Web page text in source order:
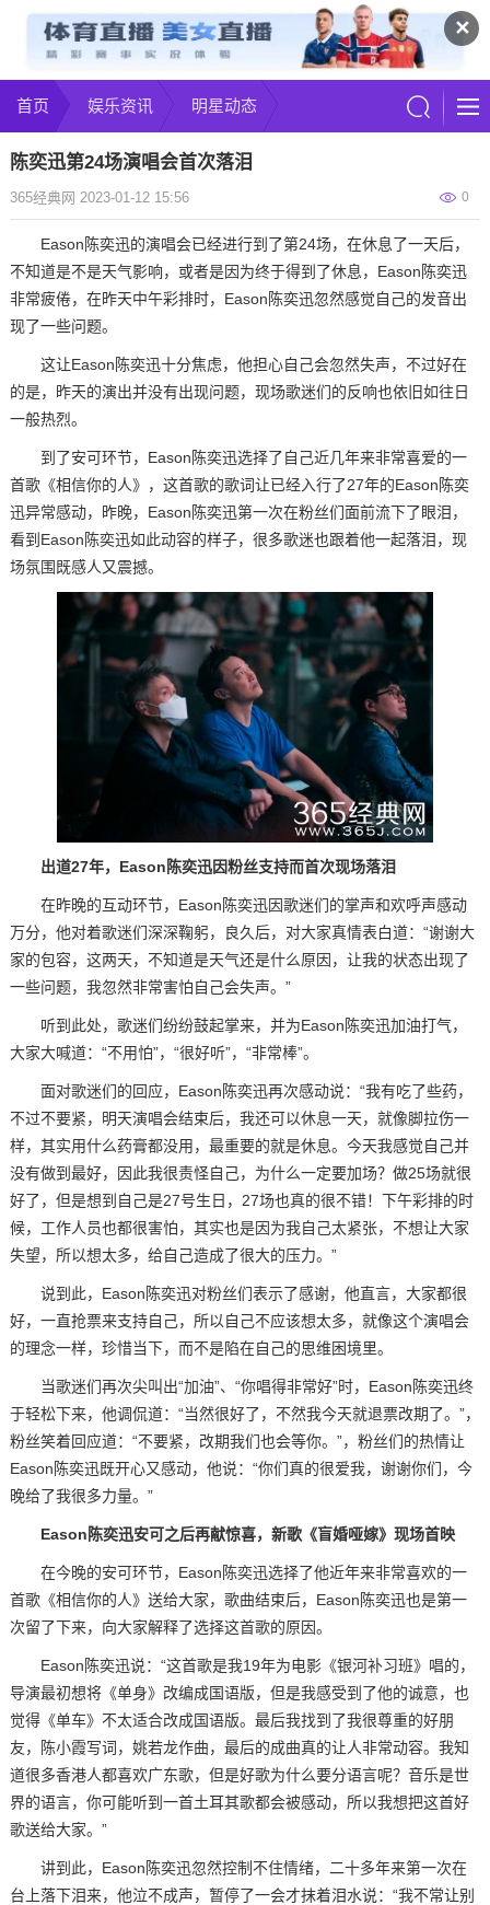
✕
首页 娱乐资讯 明星动态
陈奕迅第24场演唱会首次落泪
0
365经典网 2023-01-12 15:56
Eason陈奕迅的演唱会已经进行到了第24场，在休息了一天后，
不知道是不是天气影响，或者是因为终于得到了休息，Eason陈奕迅
非常疲倦，在昨天中午彩排时，Eason陈奕迅忽然感觉自己的发音出
现了一些问题。
这让Eason陈奕迅十分焦虑，他担心自己会忽然失声，不过好在
的是，昨天的演出并没有出现问题，现场歌迷们的反响也依旧如往日
一般热烈。
到了安可环节，Eason陈奕迅选择了自己近几年来非常喜爱的一
首歌《相信你的人》，这首歌的歌词让已经入行了27年的Eason陈奕
迅异常感动，昨晚，Eason陈奕迅第一次在粉丝们面前流下了眼泪，
看到Eason陈奕迅如此动容的样子，很多歌迷也跟着他一起落泪，现
场氛围既感人又震撼。
出道27年，Eason陈奕迅因粉丝支持而首次现场落泪
在昨晚的互动环节，Eason陈奕迅因歌迷们的掌声和欢呼声感动
万分，他对着歌迷们深深鞠躬，良久后，对大家真情表白道：“谢谢大
家的包容，这两天，不知道是天气还是什么原因，让我的状态出现了
一些问题，我忽然非常害怕自己会失声。”
听到此处，歌迷们纷纷鼓起掌来，并为Eason陈奕迅加油打气，
大家大喊道：“不用怕”，“很好听”，“非常棒”。
面对歌迷们的回应，Eason陈奕迅再次感动说：“我有吃了些药，
不过不要紧，明天演唱会结束后，我还可以休息一天，就像脚拉伤一
样，其实用什么药膏都没用，最重要的就是休息。今天我感觉自己并
没有做到最好，因此我很责怪自己，为什么一定要加场？做25场就很
好了，但是想到自己是27号生日，27场也真的很不错！下午彩排的时
候，工作人员也都很害怕，其实也是因为我自己太紧张，不想让大家
失望，所以想太多，给自己造成了很大的压力。”
说到此，Eason陈奕迅对粉丝们表示了感谢，他直言，大家都很
好，一直抢票来支持自己，所以自己不应该想太多，就像这个演唱会
的理念一样，珍惜当下，而不是陷在自己的思维困境里。
当歌迷们再次尖叫出“加油”、“你唱得非常好”时，Eason陈奕迅终
于轻松下来，他调侃道：“当然很好了，不然我今天就退票改期了。”，
粉丝笑着回应道：“不要紧，改期我们也会等你。”，粉丝们的热情让
Eason陈奕迅既开心又感动，他说：“你们真的很爱我，谢谢你们，今
晚给了我很多力量。”
Eason陈奕迅安可之后再献惊喜，新歌《盲婚哑嫁》现场首映
在今晚的安可环节，Eason陈奕迅选择了他近年来非常喜欢的一
首歌《相信你的人》送给大家，歌曲结束后，Eason陈奕迅也是第一
次留了下来，向大家解释了选择这首歌的原因。
Eason陈奕迅说：“这首歌是我19年为电影《银河补习班》唱的，
导演最初想将《单身》改编成国语版，但是我感受到了他的诚意，也
觉得《单车》不太适合改成国语版。最后我找到了我很尊重的好朋
友，陈小霞写词，姚若龙作曲，最后的成曲真的让人非常动容。我知
道很多香港人都喜欢广东歌，但是好歌为什么要分语言呢？音乐是世
界的语言，你可能听到一首土耳其歌都会被感动，所以我想把这首好
歌送给大家。”
讲到此，Eason陈奕迅忽然控制不住情绪，二十多年来第一次在
台上落下泪来，他泣不成声，暂停了一会才抹着泪水说：“我不常让别